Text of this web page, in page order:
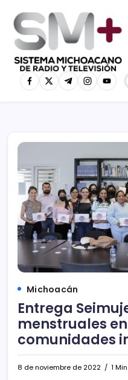
Michoacán
Entrega
menstruales
comunidades
8 de noviembre de 2022 1